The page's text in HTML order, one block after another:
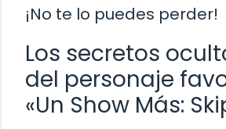
¡No te lo puedes perder!
Los secretos
del personaje
«Un Show Más: